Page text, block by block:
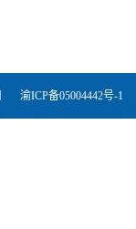
渝ICP备05004442号-1